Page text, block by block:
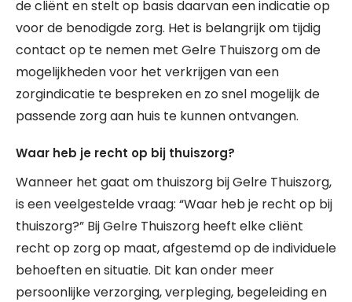
de cliënt en stelt op basis daarvan een indicatie op
voor de benodigde zorg. Het is belangrijk om tijdig
contact op te nemen met Gelre Thuiszorg om de
mogelijkheden voor het verkrijgen van een
zorgindicatie te bespreken en zo snel mogelijk de
passende zorg aan huis te kunnen ontvangen.
Waar heb je recht op bij thuiszorg?
Wanneer het gaat om thuiszorg bij Gelre Thuiszorg,
is een veelgestelde vraag: “Waar heb je recht op bij
thuiszorg?” Bij Gelre Thuiszorg heeft elke cliënt
recht op zorg op maat, afgestemd op de individuele
behoeften en situatie. Dit kan onder meer
persoonlijke verzorging, verpleging, begeleiding en